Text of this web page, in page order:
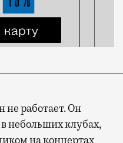
не работает. Он
небольших клубах,
на концертах